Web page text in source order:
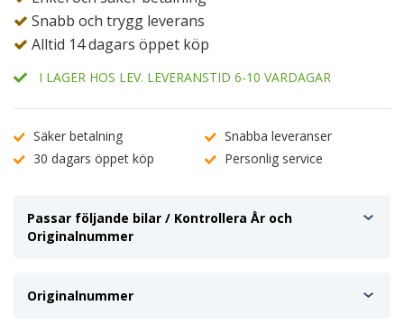
Snabb och trygg leverans
Alltid 14 dagars öppet köp
I LAGER HOS LEV. LEVERANSTID 6-10 VARDAGAR
Säker betalning
Snabba leveranser
30 dagars öppet köp
Personlig service
Passar följande bilar / Kontrollera År och
Originalnummer
Originalnummer